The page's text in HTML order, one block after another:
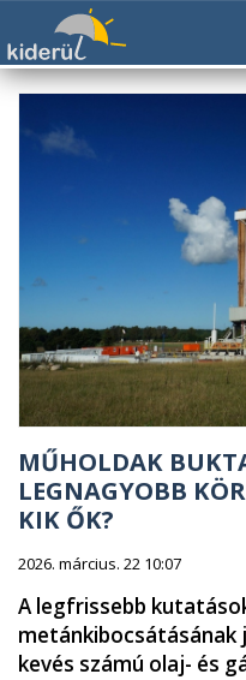
MŰHOLDAK
LEGNAGYOBB
KIK ŐK?
2026. március. 22 10:07
A legfrissebb
metánkibocsátásának
kevés számú olaj- és